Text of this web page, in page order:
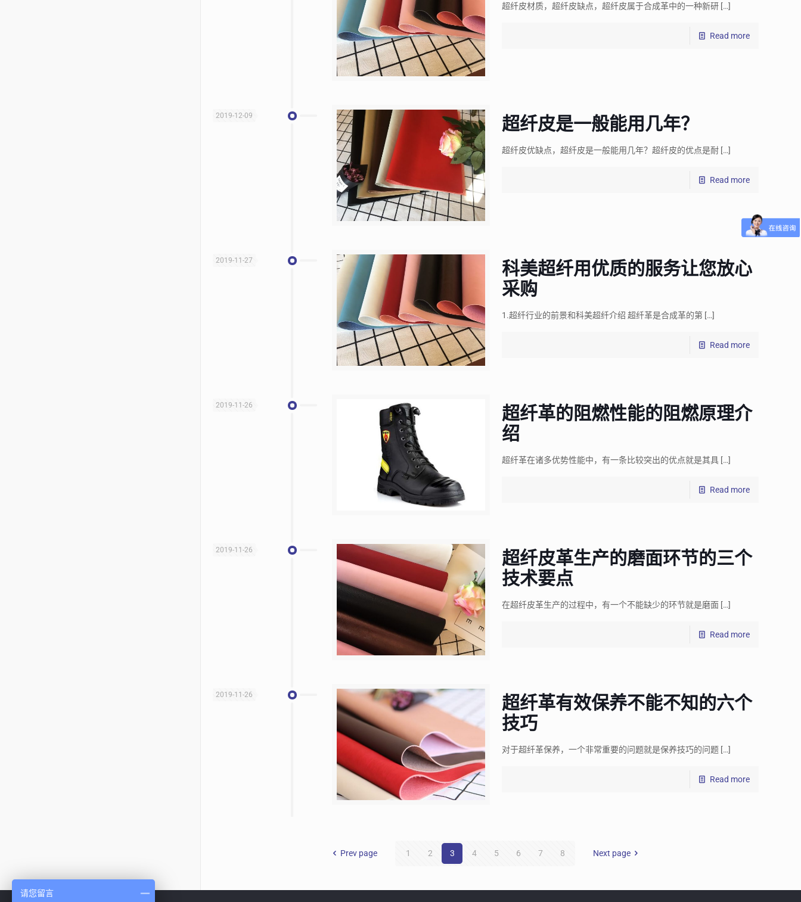
超纤皮材质，超纤皮缺点，超纤皮属于合成革中的一种新研[…]
Read more
2019-12-09 超纤皮是一般能用几年？
超纤皮优缺点，超纤皮是一般能用几年？超纤皮的优点是耐[…]
Read more
2019-11-27
科美超纤用优质的服务让您放心
采购
1.超纤行业的前景和科美超纤介绍 超纤革是合成革的第[…]
Read more
2019-11-26
超纤革的阻燃性能的阻燃原理介
绍
超纤革在诸多优势性能中，有一条比较突出的优点就是其具[…]
Read more
2019-11-26
超纤皮革生产的磨面环节的三个
技术要点
在超纤皮革生产的过程中，有一个不能缺少的环节就是磨面[…]
Read more
2019-11-26
超纤革有效保养不能不知的六个
技巧
对于超纤革保养，一个非常重要的问题就是保养技巧的问题[…]
Read more
Prev page 1 2 3 4 5 6 7 8 Next page
请您留言